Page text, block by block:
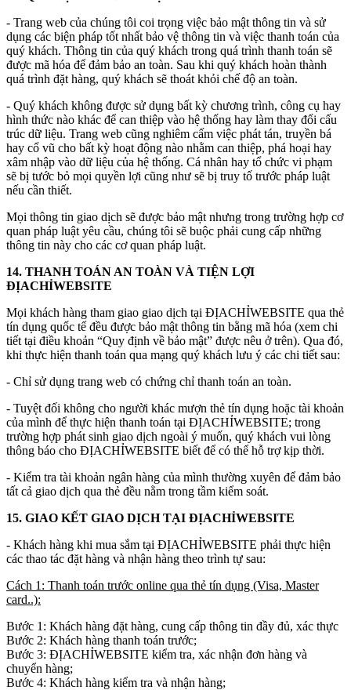
- Trang web của chúng tôi coi trọng việc bảo mật thông tin và sử
dụng các biện pháp tốt nhất bảo vệ thông tin và việc thanh toán của
quý khách. Thông tin của quý khách trong quá trình thanh toán sẽ
được mã hóa để đảm bảo an toàn. Sau khi quý khách hoàn thành
quá trình đặt hàng, quý khách sẽ thoát khỏi chế độ an toàn.
- Quý khách không được sử dụng bất kỳ chương trình, công cụ hay
hình thức nào khác để can thiệp vào hệ thống hay làm thay đổi cấu
trúc dữ liệu. Trang web cũng nghiêm cấm việc phát tán, truyền bá
hay cổ vũ cho bất kỳ hoạt động nào nhằm can thiệp, phá hoại hay
xâm nhập vào dữ liệu của hệ thống. Cá nhân hay tổ chức vi phạm
sẽ bị tước bỏ mọi quyền lợi cũng như sẽ bị truy tố trước pháp luật
nếu cần thiết.
Mọi thông tin giao dịch sẽ được bảo mật nhưng trong trường hợp cơ
quan pháp luật yêu cầu, chúng tôi sẽ buộc phải cung cấp những
thông tin này cho các cơ quan pháp luật.
14. THANH TOÁN AN TOÀN VÀ TIỆN LỢI
ĐỊACHỈWEBSITE
Mọi khách hàng tham giao giao dịch tại ĐỊACHỈWEBSITE qua thẻ
tín dụng quốc tế đều được bảo mật thông tin bằng mã hóa (xem chi
tiết tại điều khoản “Quy định về bảo mật” được nêu ở trên). Qua đó,
khi thực hiện thanh toán qua mạng quý khách lưu ý các chi tiết sau:
- Chỉ sử dụng trang web có chứng chỉ thanh toán an toàn.
- Tuyệt đối không cho người khác mượn thẻ tín dụng hoặc tài khoản
của mình để thực hiện thanh toán tại ĐỊACHỈWEBSITE; trong
trường hợp phát sinh giao dịch ngoài ý muốn, quý khách vui lòng
thông báo cho ĐỊACHỈWEBSITE biết để có thể hỗ trợ kịp thời.
- Kiểm tra tài khoản ngân hàng của mình thường xuyên để đảm bảo
tất cả giao dịch qua thẻ đều nằm trong tầm kiểm soát.
15. GIAO KẾT GIAO DỊCH TẠI ĐỊACHỈWEBSITE
- Khách hàng khi mua sắm tại ĐỊACHỈWEBSITE phải thực hiện
các thao tác đặt hàng và nhận hàng theo trình tự sau:
Cách 1: Thanh toán trước online qua thẻ tín dụng (Visa, Master
card..):
Bước 1: Khách hàng đặt hàng, cung cấp thông tin đầy đủ, xác thực
Bước 2: Khách hàng thanh toán trước;
Bước 3: ĐỊACHỈWEBSITE kiểm tra, xác nhận đơn hàng và
chuyển hàng;
Bước 4: Khách hàng kiểm tra và nhận hàng;